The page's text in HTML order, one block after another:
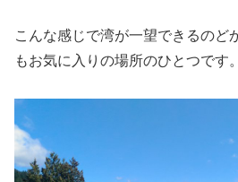
こんな感じで湾が一望できるのど
もお気に入りの場所のひとつです。